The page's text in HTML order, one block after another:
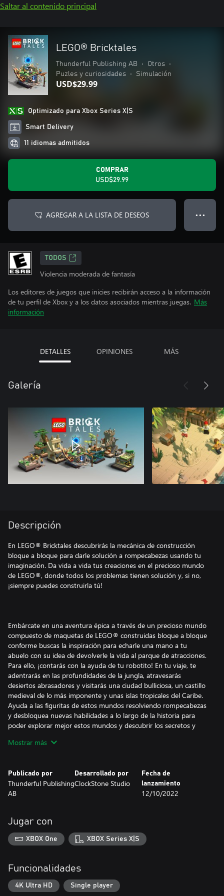
Saltar al contenido principal
LEGO® Bricktales
Thunderful Publishing AB • Otros
•
Puzles y curiosidades
• Simulación
USD$29.99
Optimizado para Xbox Series X|S
Smart Delivery
11 idiomas admitidos
COMPRAR
USD$29.99
AGREGAR A LA LISTA DE DESEOS ● ● ●
TODOS
Violencia moderada de fantasía
Los editores de juegos que inicies recibirán acceso a la información
de tu perfil de Xbox y a los datos asociados mientras juegas. Más
información
DETALLES OPINIONES MÁS
Galería
Descripción
En LEGO® Bricktales descubrirás la mecánica de construcción
bloque a bloque para darle solución a rompecabezas usando tu
imaginación. Da vida a vida tus creaciones en el precioso mundo
de LEGO®, donde todos los problemas tienen solución y, si no,
¡siempre puedes construirla tú!
Embárcate en una aventura épica a través de un precioso mundo
compuesto de maquetas de LEGO® construidas bloque a bloque
conforme buscas la inspiración para echarle una mano a tu
abuelo con su idea de devolverle la vida al parque de atracciones.
Para ello, ¡contarás con la ayuda de tu robotito! En tu viaje, te
adentrarás en las profundidades de la jungla, atravesarás
desiertos abrasadores y visitarás una ciudad bulliciosa, un castillo
medieval de lo más imponente y unas islas tropicales del Caribe.
Ayuda a las figuritas de estos mundos resolviendo rompecabezas
y desbloquea nuevas habilidades a lo largo de la historia para
poder explorar mejor estos mundos y descubrir los secretos y
Desde creaciones de lo más estéticas, como un puesto del
mercado o una caja de música, hasta rompecabezas funcionales
basados en la física, como una grúa o un girocóptero, cada una
donde podrás dar vida a tus ideas bloque a bloque con total
libertad. En cada una de estas zonas tendrás una serie de bloques
con los que deberás construir un objeto que funcione. Además
de rompecabezas y misiones específicos, también hay otros
personalizar las atracciones a tu gusto.
Mostrar más
Publicado por
Thunderful Publishing
AB
Desarrollado por
ClockStone Studio
Fecha de
lanzamiento
12/10/2022
Jugar con
XBOX One XBOX Series X|S
Funcionalidades
4K Ultra HD Single player